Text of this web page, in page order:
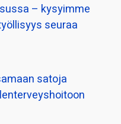
– kysyimme
seuraa
satoja